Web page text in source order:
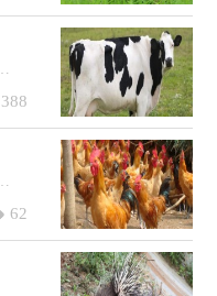
388
62